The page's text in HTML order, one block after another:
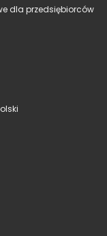
dla przedsiębiorców